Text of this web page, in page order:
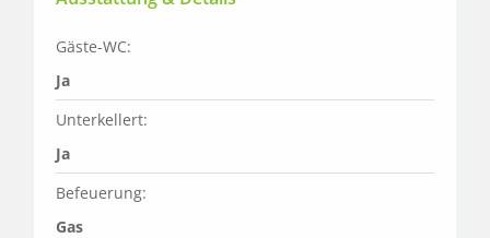
Gäste-WC:
Ja
Unterkellert:
Ja
Befeuerung:
Gas